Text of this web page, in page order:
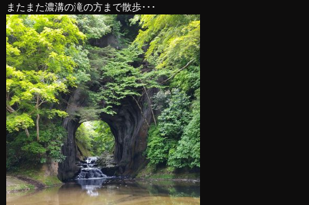
またまた濃溝の滝の方まで散歩･･･